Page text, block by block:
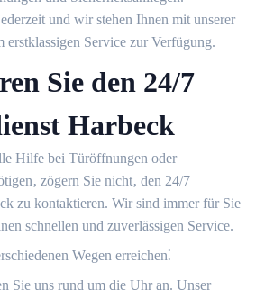
und wir stehen Ihnen mit unserer
erstklassigen Service zur Verfügung.​
Sie den 24/7
Harbeck
Hilfe bei Türöffnungen oder
zögern Sie nicht‚ den 24/7
zu kontaktieren. Wir sind immer für Sie
schnellen und zuverlässigen Service.​
Wegen erreichen⁚
Sie uns rund um die Uhr an.​ Unser